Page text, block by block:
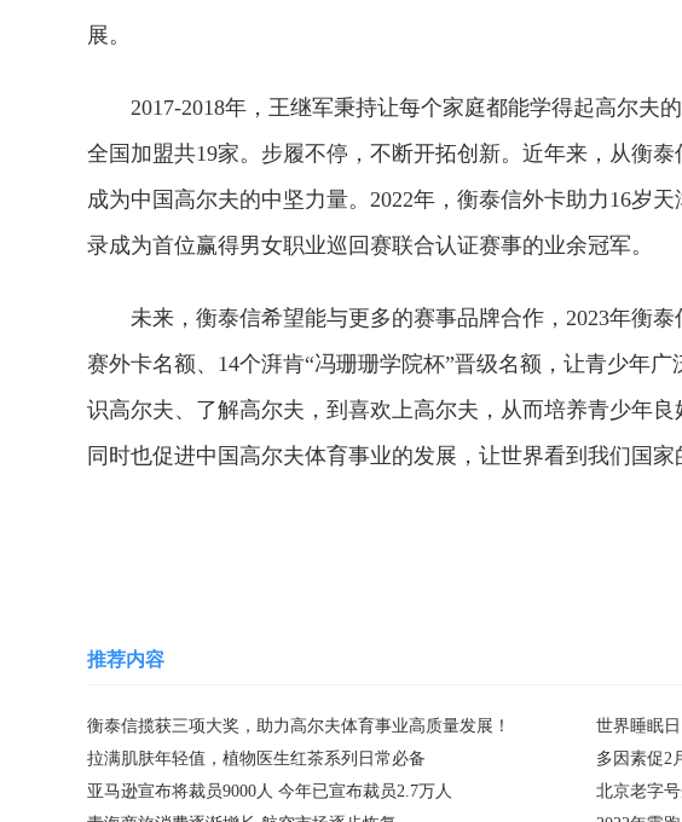
展。
2017-2018年，王继军秉持让每个家庭都能学得起高尔夫
全国加盟共19家。步履不停，不断开拓创新。近年来，从衡
成为中国高尔夫的中坚力量。2022年，衡泰信外卡助力16岁
录成为首位赢得男女职业巡回赛联合认证赛事的业余冠军。
未来，衡泰信希望能与更多的赛事品牌合作，2023年衡
赛外卡名额、14个湃肯“冯珊珊学院杯”晋级名额，让青少年
识高尔夫、了解高尔夫，到喜欢上高尔夫，从而培养青少年
同时也促进中国高尔夫体育事业的发展，让世界看到我们国家
推荐内容
衡泰信揽获三项大奖，助力高尔夫体育事业高质量发展！
世界睡眠
拉满肌肤年轻值，植物医生红茶系列日常必备
多因素促2
亚马逊宣布将裁员9000人 今年已宣布裁员2.7万人
北京老字